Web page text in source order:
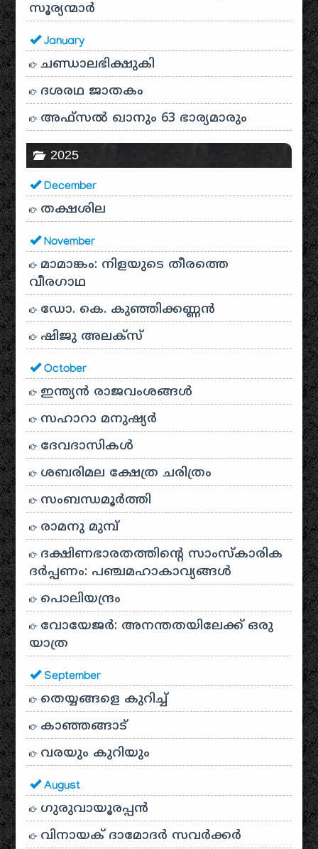
സൂര്യന്മാർ
January
ചണ്ഡാലഭിക്ഷുകി
ദശരഥ ജാതകം
അഫ്സൽ ഖാനും 63 ഭാര്യമാരും
2025
December
തക്ഷശില
November
മാമാങ്കം: നിളയുടെ തീരത്തെ
വീരഗാഥ
ഡോ. കെ. കുഞ്ഞിക്കണ്ണൻ
ഷിജു അലക്സ്
October
ഇന്ത്യൻ രാജവംശങ്ങൾ
സഹാറാ മനുഷ്യർ
ദേവദാസികൾ
ശബരിമല ക്ഷേത്ര ചരിത്രം
സംബന്ധമൂർത്തി
രാമനു മുമ്പ്
ദക്ഷിണഭാരതത്തിൻ്റെ സാംസ്കാരിക
ദർപ്പണം: പഞ്ചമഹാകാവ്യങ്ങൾ
പൊലിയന്ദ്രം
വോയേജർ: അനന്തതയിലേക്ക് ഒരു
യാത്ര
September
തെയ്യങ്ങളെ കുറിച്ച്
കാഞ്ഞങ്ങാട്
വരയും കുറിയും
August
ഗുരുവായൂരപ്പൻ
വിനായക് ദാമോദർ സവർക്കർ